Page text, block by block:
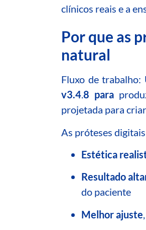
clínicos reais e a
Por que as
natural
Fluxo de trabalho:
v3.4.8 para
projetada para
As próteses
Estética
Resultado
do paciente
Melhor ajuste